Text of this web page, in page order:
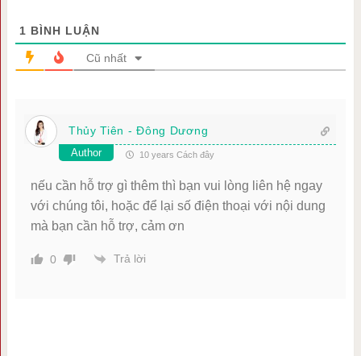
1 BÌNH LUẬN
Cũ nhất
Thủy Tiên - Đông Dương
Author 10 years Cách đây
nếu cần hỗ trợ gì thêm thì bạn vui lòng liên hệ ngay
với chúng tôi, hoặc để lại số điện thoại với nội dung
mà bạn cần hỗ trợ, cảm ơn
0 Trả lời